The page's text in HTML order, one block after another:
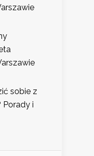
sobie z
Porady i